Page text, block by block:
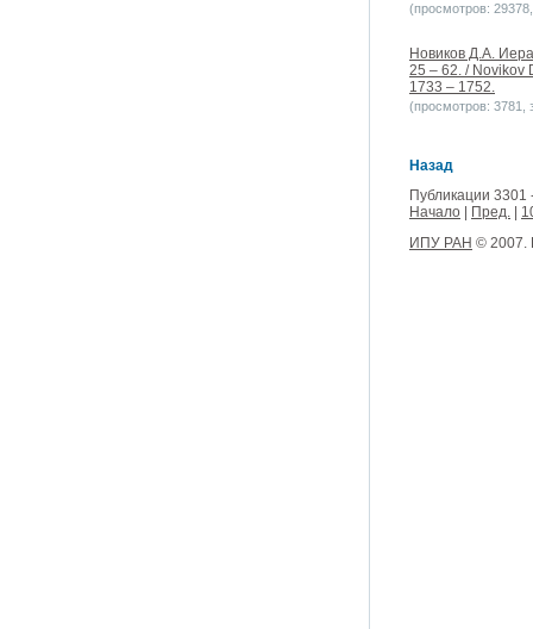
(просмотров:
Новиков Д.А.
25 – 62. / Novikov
1733 – 1752.
(просмотров: 3781,
Назад
Публикации 3301
Начало
Пред.
ИПУ РАН © 2007.